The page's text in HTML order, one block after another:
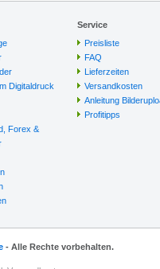
Digitaldruck
Forex &
Service
Preisliste
FAQ
Lieferzeiten
Versandkosten
Anleitung
Profitipps
- Alle Rechte vorbehalten.